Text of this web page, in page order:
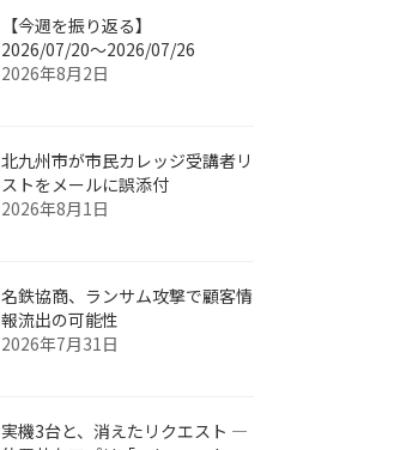
【今週を振り返る】
2026/07/20〜2026/07/26
2026年8月2日
北九州市が市民カレッジ受講者リ
ストをメールに誤添付
2026年8月1日
名鉄協商、ランサム攻撃で顧客情
報流出の可能性
2026年7月31日
実機3台と、消えたリクエスト ―